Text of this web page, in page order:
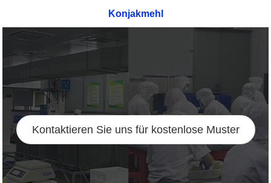
Konjakmehl
Kontaktieren Sie uns für kostenlose Muster